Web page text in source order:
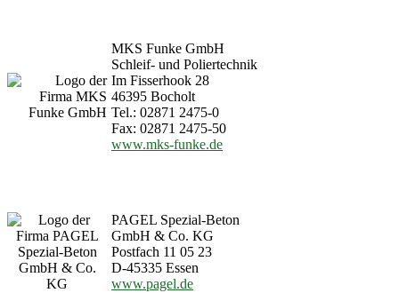
MKS Funke GmbH
Schleif- und Poliertechnik
Im Fisserhook 28
46395 Bocholt
Tel.: 02871 2475-0
Fax: 02871 2475-50
www.mks-funke.de
PAGEL Spezial-Beton
GmbH & Co. KG
Postfach 11 05 23
D-45335 Essen
www.pagel.de